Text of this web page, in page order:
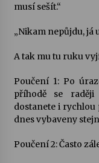
musí sešít.“
„Nikam nepůjdu, já
A tak mu tu ruku
Poučení 1: Po
příhodě se
dostanete i
dnes vybaveny
Poučení 2: Často